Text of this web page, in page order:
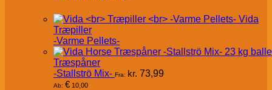
Vida
Træpiller
-Varme Pellets-
Træspåner
-Stallströ Mix- Fra: kr. 73,99
Ab: € 10,00